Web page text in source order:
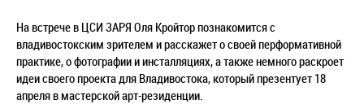
На встрече в ЦСИ ЗАРЯ Оля Кройтор познакомится с
владивостокским зрителем и расскажет о своей перформативной
практике, о фотографии и инсталляциях, а также немного раскроет
идеи своего проекта для Владивостока, который презентует 18
апреля в мастерской арт-резиденции.